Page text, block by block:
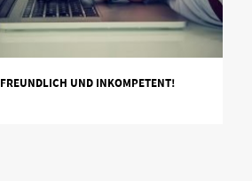
FREUNDLICH UND INKOMPETENT!